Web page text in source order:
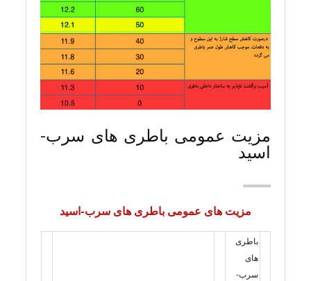
مزیت عمومی باطری های سرب-
اسید
مزیت های عمومی باطری های سرب-اسید
باطری
های
سرب-